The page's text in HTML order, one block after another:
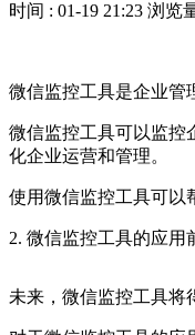
时间 : 01-19 21:23 浏览
微信监控工具是企业管
微信监控工具可以监控
化企业运营和管理。
使用微信监控工具可以
2. 微信监控工具的应用
未来，微信监控工具将